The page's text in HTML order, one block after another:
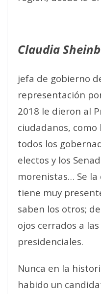
Claudia
jefa de gobierno
representación
2018 le dieron al
ciudadanos,
todos los
electos y los
morenistas… Se la
tiene muy
saben los otros;
ojos cerrados a
presidenciales.
Nunca en la
habido un